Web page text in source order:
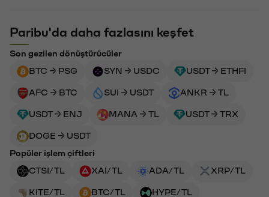
Paribu'da daha fazlasını keşfet
Son gezilen dönüştürücüler
BTC → PSG
SYN → USDC USDT → ETHFI
AFC → BTC SUI → USDT ANKR → TL
USDT → ENJ MANA → TL USDT → TRX
DOGE → USDT
Popüler işlem çiftleri
CTSI/TL
XAI/TL ADA/TL XRP/TL
KITE/TL BTC/TL HYPE/TL